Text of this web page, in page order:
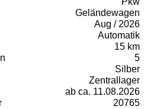
Geländewagen
Aug / 2026
Automatik
15 km
5
Silber
Zentrallager
ab ca. 11.08.2026
20765